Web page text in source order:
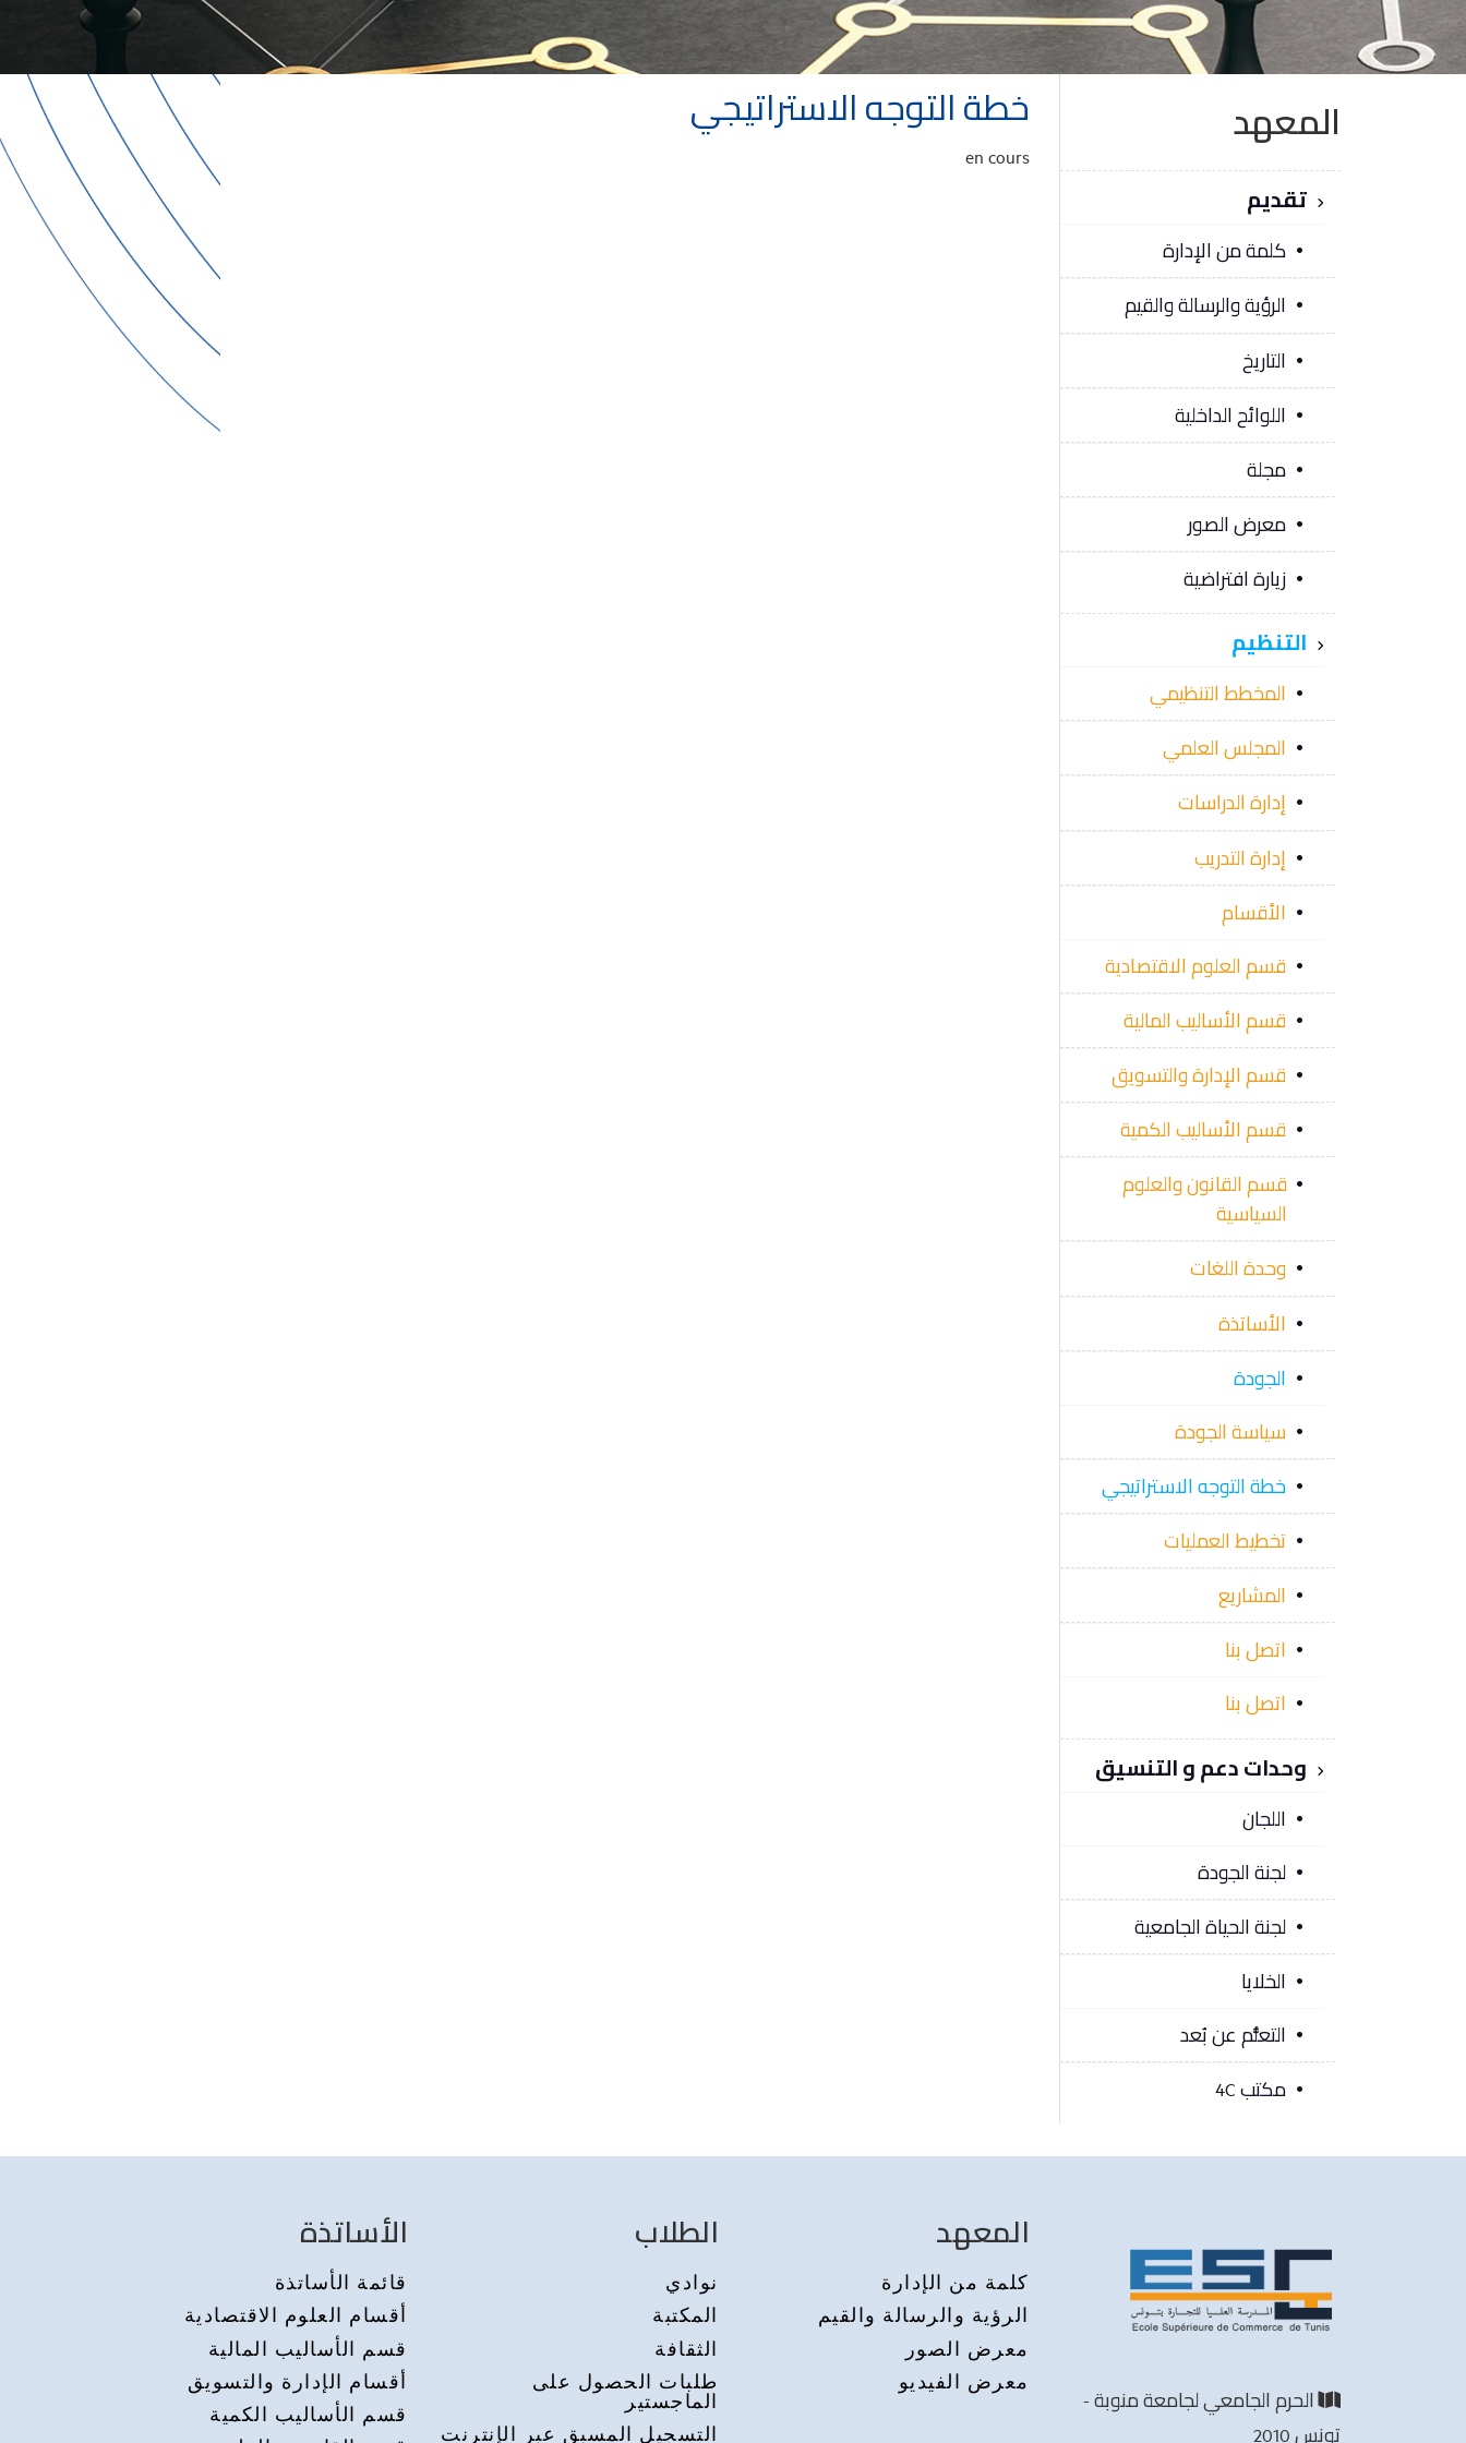
المعهد
تقديم
كلمة من الإدارة
الرؤية والرسالة والقيم
التاريخ
اللوائح الداخلية
مجلة
معرض الصور
زيارة افتراضية
التنظيم
المخطط التنظيمي
المجلس العلمي
إدارة الدراسات
إدارة التدريب
الأقسام
قسم العلوم الاقتصادية
قسم الأساليب المالية
قسم الإدارة والتسويق
قسم الأساليب الكمية
قسم القانون والعلوم
السياسية
وحدة اللغات
الأساتذة
الجودة
سياسة الجودة
خطة التوجه الاستراتيجي
تخطيط العمليات
المشاريع
اتصل بنا
اتصل بنا
وحدات دعم و التنسيق
اللجان
لجنة الجودة
لجنة الحياة الجامعية
الخلايا
التعلُّم عن بُعد
مكتب 4C
خطة التوجه الاستراتيجي
en cours
الحرم الجامعي لجامعة منوبة -
تونس 2010
المعهد
كلمة من الإدارة
الرؤية والرسالة والقيم
معرض الصور
معرض الفيديو
الطلاب
نوادي
المكتبة
الثقافة
طلبات الحصول على
الماجستير
التسجيل المسبق عبر الإنترنت
الأساتذة
قائمة الأساتذة
أقسام العلوم الاقتصادية
قسم الأساليب المالية
أقسام الإدارة والتسويق
قسم الأساليب الكمية